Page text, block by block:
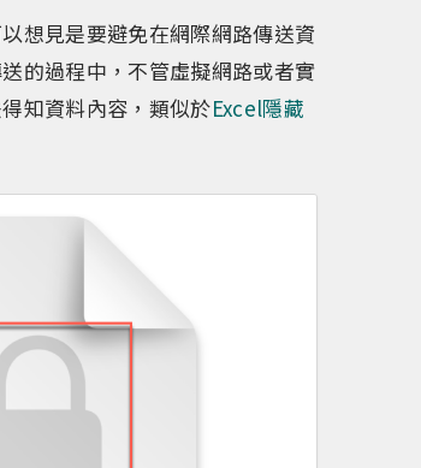
想見是要避免在網際網路傳送資
的過程中，不管虛擬網路或者實
知資料內容，類似於Excel隱藏